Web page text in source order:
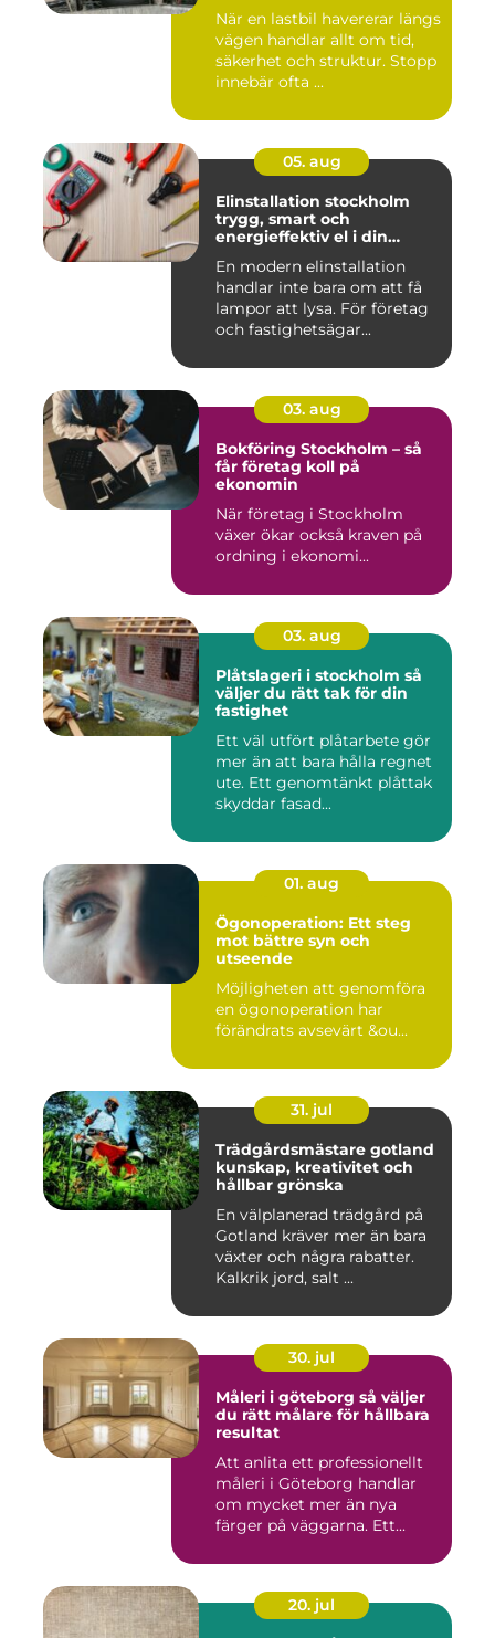
När en lastbil havererar längs
vägen handlar allt om tid,
säkerhet och struktur. Stopp
innebär ofta ...
05. aug
Elinstallation stockholm
trygg, smart och
energieffektiv el i din
En modern elinstallation
handlar inte bara om att få
lampor att lysa. För företag
och fastighetsägar...
03. aug
Bokföring Stockholm – så
får företag koll på
ekonomin
När företag i Stockholm
växer ökar också kraven på
ordning i ekonomi...
03. aug
Plåtslageri i stockholm så
väljer du rätt tak för din
fastighet
Ett väl utfört plåtarbete gör
mer än att bara hålla regnet
ute. Ett genomtänkt plåttak
skyddar fasad...
01. aug
Ögonoperation: Ett steg
mot bättre syn och
utseende
Möjligheten att genomföra
en ögonoperation har
förändrats avsevärt &ou...
31. jul
Trädgårdsmästare gotland
kunskap, kreativitet och
hållbar grönska
En välplanerad trädgård på
Gotland kräver mer än bara
växter och några rabatter.
Kalkrik jord, salt ...
30. jul
Måleri i göteborg så väljer
du rätt målare för hållbara
resultat
Att anlita ett professionellt
måleri i Göteborg handlar
om mycket mer än nya
färger på väggarna. Ett...
20. jul